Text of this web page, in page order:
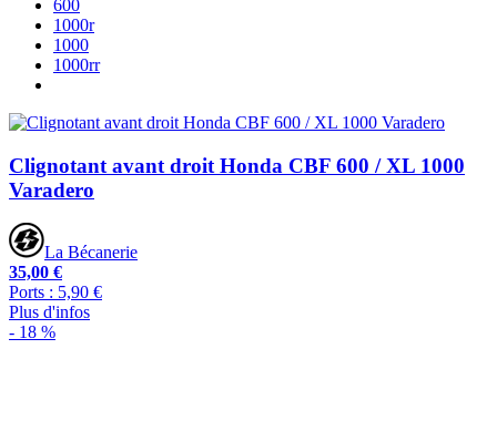
600
1000r
1000
1000rr
Clignotant avant droit Honda CBF 600 / XL 1000
Varadero
La Bécanerie
35,00 €
Ports : 5,90 €
Plus d'infos
- 18 %